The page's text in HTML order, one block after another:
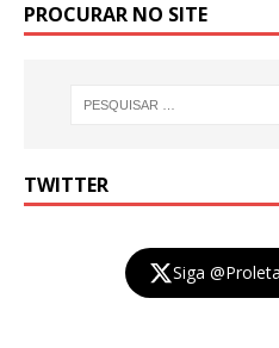
PROCURAR NO SITE
TWITTER
Siga